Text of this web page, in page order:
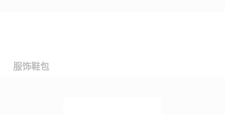
服饰鞋包